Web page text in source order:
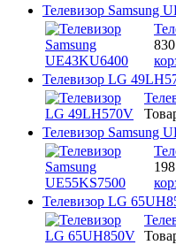
Телевизор Samsung
Телевизор LG
Телевизор Samsung
Телевизор LG